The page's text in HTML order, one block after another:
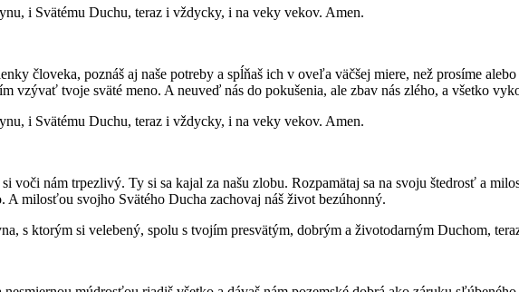
i Svätému Duchu, teraz i vždycky, i na veky vekov. Amen.
človeka, poznáš aj naše potreby a spĺňaš ich v oveľa väčšej miere, než prosíme
vzývať tvoje sväté meno. A neuveď nás do pokušenia, ale zbav nás zlého, a všetko
i Svätému Duchu, teraz i vždycky, i na veky vekov. Amen.
voči nám trpezlivý. Ty si sa kajal za našu zlobu. Rozpamätaj sa na svoju štedrosť a
milosťou svojho Svätého Ducha zachovaj náš život bezúhonný.
s ktorým si velebený, spolu s tvojím presvätým, dobrým a životodarným Duchom,